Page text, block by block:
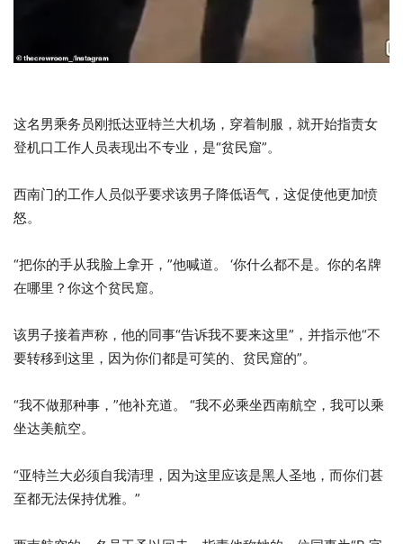
这名男乘务员刚抵达亚特兰大机场，穿着制服，就开始指责女
登机口工作人员表现出不专业，是“贫民窟”。
西南门的工作人员似乎要求该男子降低语气，这促使他更加愤
怒。
“把你的手从我脸上拿开，”他喊道。 ‘你什么都不是。你的名牌
在哪里？你这个贫民窟。
该男子接着声称，他的同事“告诉我不要来这里”，并指示他“不
要转移到这里，因为你们都是可笑的、贫民窟的”。
“我不做那种事，”他补充道。 “我不必乘坐西南航空，我可以乘
坐达美航空。
“亚特兰大必须自我清理，因为这里应该是黑人圣地，而你们甚
至都无法保持优雅。”